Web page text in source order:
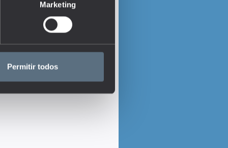
Marketing
Permitir todos